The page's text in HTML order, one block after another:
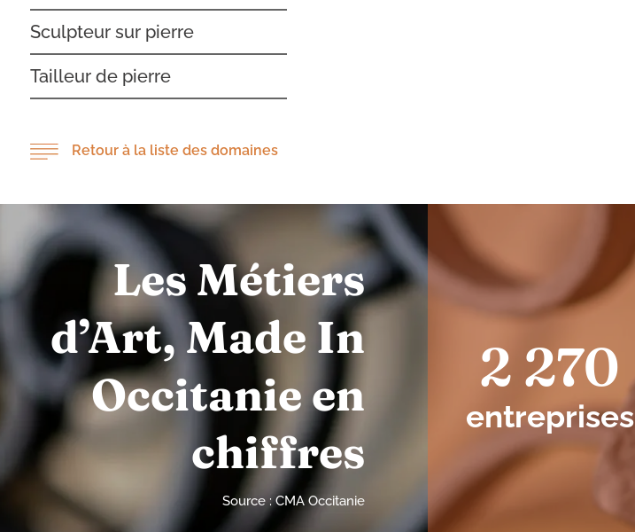
Sculpteur sur pierre
Tailleur de pierre
Retour à la liste des domaines
Les Métiers
d’Art, Made In
Occitanie en
chiffres
Source : CMA Occitanie
2 270
entreprises